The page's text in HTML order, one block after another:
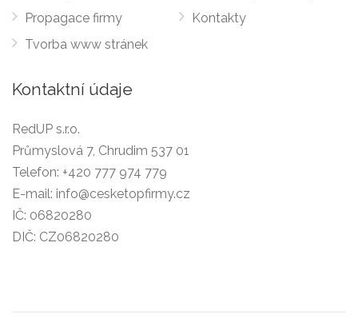
Propagace firmy
Tvorba www stránek
Kontakty
Kontaktní údaje
RedUP s.r.o.
Průmyslová 7, Chrudim 537 01
Telefon: +420 777 974 779
E-mail: info@cesketopfirmy.cz
IČ: 06820280
DIČ: CZ06820280